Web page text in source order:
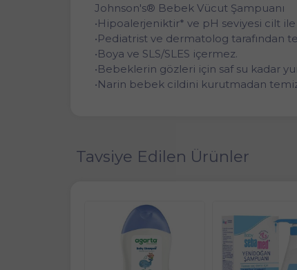
Johnson's® Bebek Vücut Şampuanı
•Hipoalerjeniktir* ve pH seviyesi cilt
•Pediatrist ve dermatolog tarafından
•Boya ve SLS/SLES içermez.
•Bebeklerin gözleri için saf su kadar
•Narin bebek cildini kurutmadan
Tavsiye Edilen Ürünler